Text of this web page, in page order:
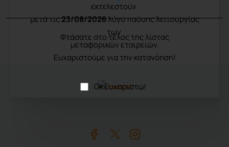
εκτελεστούν
μετά τις23/08/2026λόγο παύσης λειτουργίας
των
μεταφορικών εταιρειών.
Ευχαριστούμε για την κατανόηση!
Οκ Ευχαριστώ!
Φτάσατε στο τέλος της λίστας